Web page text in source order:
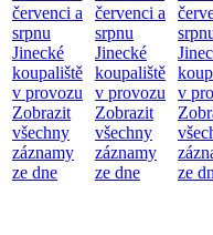
červenci a
srpnu
Jinecké
koupaliště
v provozu
Zobrazit
všechny
záznamy
ze dne
červenci a
srpnu
Jinecké
koupaliště
v provozu
Zobrazit
všechny
záznamy
ze dne
v
ze